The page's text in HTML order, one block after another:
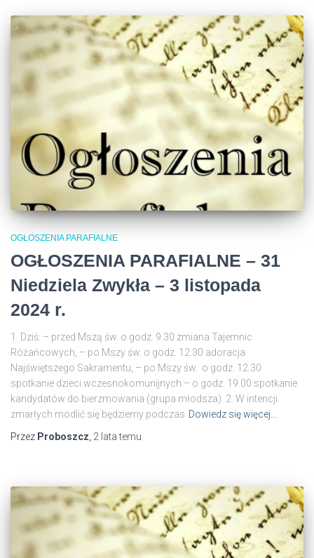
OGŁOSZENIA PARAFIALNE
OGŁOSZENIA PARAFIALNE – 31
Niedziela Zwykła – 3 listopada
2024 r.
1. Dziś: – przed Mszą św. o godz. 9.30 zmiana Tajemnic
Różańcowych, – po Mszy św. o godz. 12.30 adoracja
Najświętszego Sakramentu, – po Mszy św. o godz. 12.30
spotkanie dzieci wczesnokomunijnych – o godz. 19.00 spotkanie
kandydatów do bierzmowania (grupa młodsza). 2. W intencji
zmarłych modlić się będziemy podczas Dowiedz się więcej…
Przez Proboszcz, 2 latatemu